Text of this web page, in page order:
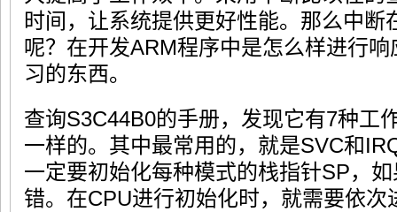
时间，让系统提供更好性能。那么中断
呢？在开发ARM程序中是怎么样进行
习的东西。
查询S3C44B0的手册，发现它有7种工
一样的。其中最常用的，就是SVC和
一定要初始化每种模式的栈指针SP，
错。在CPU进行初始化时，就需要依